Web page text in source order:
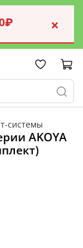
×
системы
AKOYA